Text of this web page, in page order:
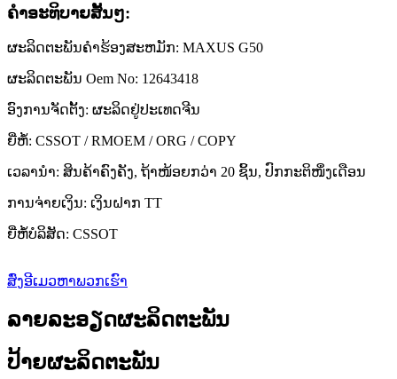
ຄໍາອະທິບາຍສັ້ນໆ:
ຜະລິດຕະພັນຄໍາຮ້ອງສະຫມັກ: MAXUS G50
ຜະລິດຕະພັນ Oem No: 12643418
ອົງການຈັດຕັ້ງ: ຜະລິດຢູ່ປະເທດຈີນ
ຍີ່ຫໍ້: CSSOT / RMOEM / ORG / COPY
ເວລານຳ: ສິນຄ້າຄົງຄັງ, ຖ້າໜ້ອຍກວ່າ 20 ຊິ້ນ, ປົກກະຕິໜຶ່ງເດືອນ
ການຈ່າຍເງິນ: ເງິນຝາກ TT
ຍີ່ຫໍ້ບໍລິສັດ: CSSOT
ສົ່ງອີເມວຫາພວກເຮົາ
ລາຍລະອຽດຜະລິດຕະພັນ
ປ້າຍຜະລິດຕະພັນ